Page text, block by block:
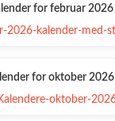
for februar 2026
for oktober 2026